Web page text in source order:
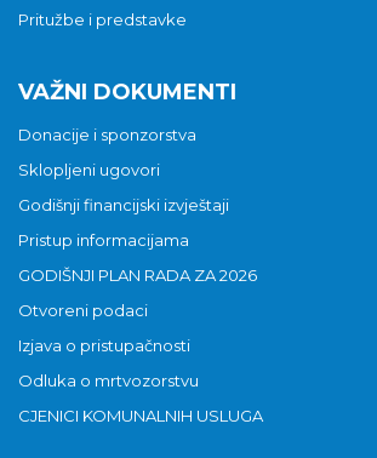
Pritužbe i predstavke
VAŽNI DOKUMENTI
Donacije i sponzorstva
Sklopljeni ugovori
Godišnji financijski izvještaji
Pristup informacijama
GODIŠNJI PLAN RADA ZA 2026
Otvoreni podaci
Izjava o pristupačnosti
Odluka o mrtvozorstvu
CJENICI KOMUNALNIH USLUGA